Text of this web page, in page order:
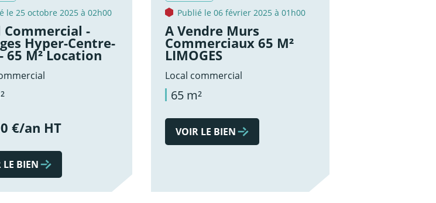
le 25 octobre 2025 à 02h00
Commercial -
Hyper-Centre-
65 M² Location
€/an HT
LE BIEN
Publié le 06 février 2025 à 01h00
A Vendre Murs
Commerciaux 65 M²
LIMOGES
Local commercial
65 m²
VOIR LE BIEN